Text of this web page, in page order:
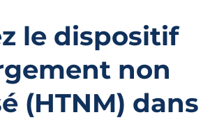
le dispositif
non
(HTNM) dans